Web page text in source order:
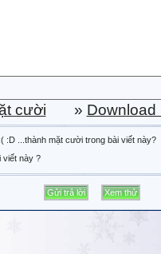
cười » Download
:D ...thành mặt cười trong bài viết này?
viết này ?